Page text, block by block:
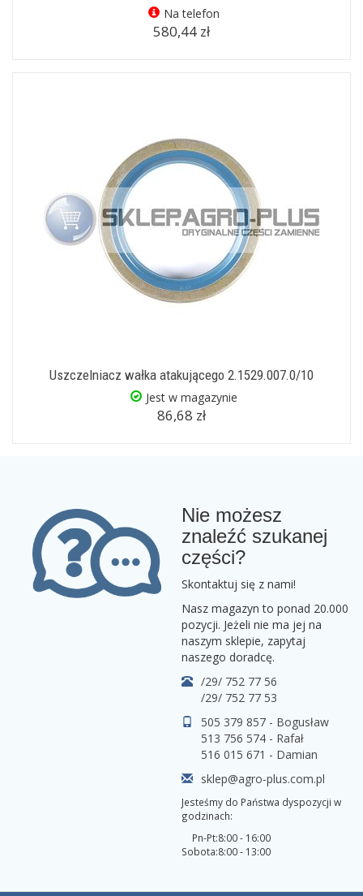
Na telefon
580,44 zł
Uszczelniacz wałka atakującego 2.1529.007.0/10
Jest w magazynie
86,68 zł
Nie możesz
znaleźć szukanej
części?
Skontaktuj się z nami!
Nasz magazyn to ponad 20.000
pozycji. Jeżeli nie ma jej na
naszym sklepie, zapytaj
naszego doradcę.
/29/ 752 77 56
/29/ 752 77 53
505 379 857 - Bogusław
513 756 574 - Rafał
516 015 671 - Damian
sklep@agro-plus.com.pl
Jesteśmy do Państwa dyspozycji w
godzinach:
Pn-Pt:
Sobota:
8:00 - 16:00
8:00 - 13:00